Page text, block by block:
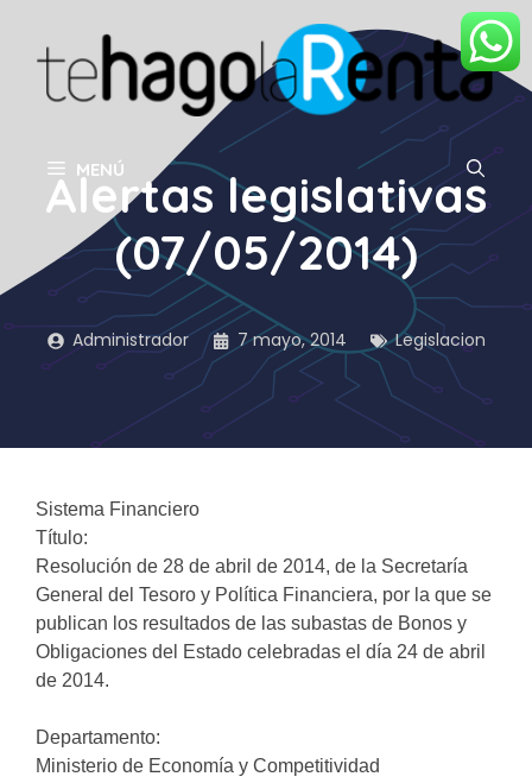
contenido
MENÚ
Alertas legislativas
(07/05/2014)
Administrador 7 mayo, 2014 Legislacion
Sistema Financiero
Título:
Resolución de 28 de abril de 2014, de la Secretaría
General del Tesoro y Política Financiera, por la que se
publican los resultados de las subastas de Bonos y
Obligaciones del Estado celebradas el día 24 de abril
de 2014.
Departamento:
Ministerio de Economía y Competitividad